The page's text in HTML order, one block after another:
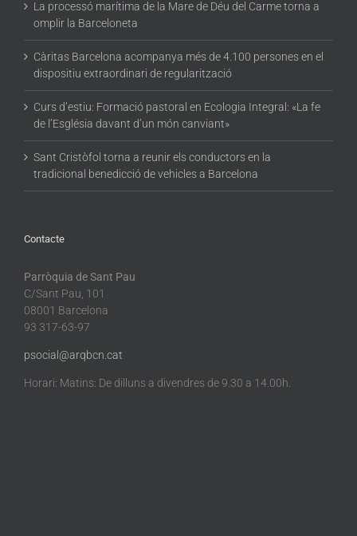
La processó marítima de la Mare de Déu del Carme torna a
omplir la Barceloneta
Càritas Barcelona acompanya més de 4.100 persones en el
dispositiu extraordinari de regularització
Curs d’estiu: Formació pastoral en Ecologia Integral: «La fe
de l’Església davant d’un món canviant»
Sant Cristòfol torna a reunir els conductors en la
tradicional benedicció de vehicles a Barcelona
Contacte
Parròquia de Sant Pau
C/Sant Pau, 101
08001 Barcelona
93 317-63-97
psocial@arqbcn.cat
Horari: Matins: De dilluns a divendres de 9.30 a 14.00h.